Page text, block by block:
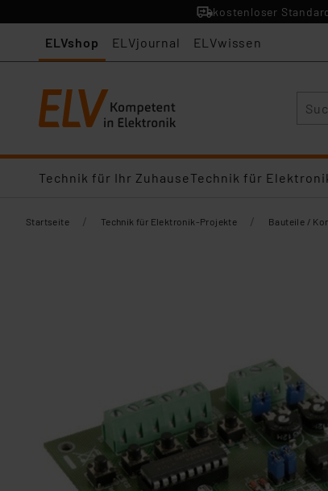
kostenloser
ELVshop ELVjournal ELVwissen
Technik für Ihr ZuhauseTechnik für
Startseite / Technik für Elektronik-Projekte / Bauteile /